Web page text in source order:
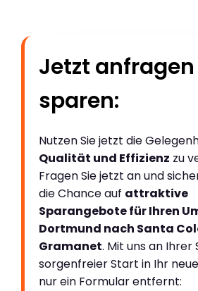
Jetzt
sparen:
Nutzen Sie jetzt die
Qualität und Effizienz zu
Fragen Sie jetzt an und
die Chance auf attraktive
Sparangebote für Ihren
Dortmund nach Santa
Gramanet. Mit uns an Ihrer
sorgenfreier Start in Ihr
nur ein Formular entfernt: